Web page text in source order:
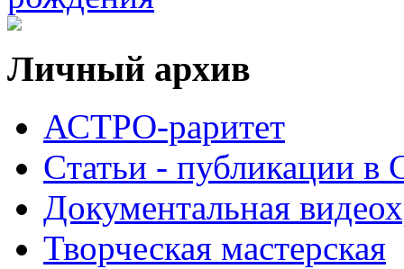
Личный архив
АСТРО-раритет
Cтатьи - публикации
Документальная
Творческая мастерская